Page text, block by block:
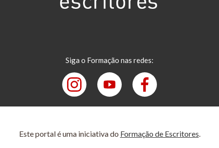
Siga o Formação nas redes:
Este portal é uma iniciativa do Formação de Escritores.